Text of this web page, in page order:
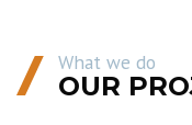
What we do
OUR